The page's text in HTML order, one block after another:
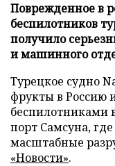
Поврежденное в
беспилотников
получило
и машинного
Турецкое судно
фрукты в Россию
беспилотниками
порт Самсуна,
масштабные
«Новости».